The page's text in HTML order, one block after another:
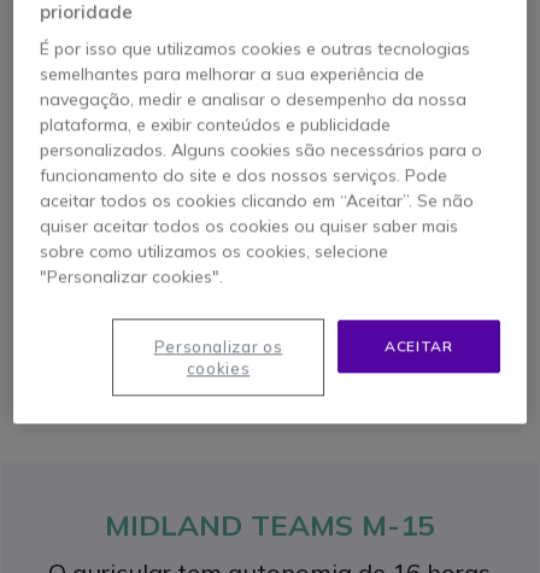
Comunicação
Dynamic
Mesh
Bluetooth*
Trabalha
com walkie
talkies
COMPRAR 499,95 €
MIDLAND TEAMS M-15
prioridade
É por isso que utilizamos cookies e outras tecnologias
semelhantes para melhorar a sua experiência de
navegação, medir e analisar o desempenho da nossa
plataforma, e exibir conteúdos e publicidade
personalizados. Alguns cookies são necessários para o
funcionamento do site e dos nossos serviços. Pode
aceitar todos os cookies clicando em “Aceitar”. Se não
quiser aceitar todos os cookies ou quiser saber mais
sobre como utilizamos os cookies, selecione
"Personalizar cookies".
ACEITAR
Personalizar os
cookies